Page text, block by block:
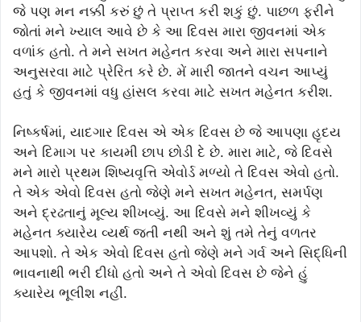
જે પણ મન નક્કી કરું છું તે પ્રાપ્ત કરી શકું છું. પાછળ ફરીને
જોતાં મને ખ્યાલ આવે છે કે આ દિવસ મારા જીવનમાં એક
વળાંક હતો. તે મને સખત મહેનત કરવા અને મારા સપનાને
અનુસરવા માટે પ્રેરિત કરે છે. મેં મારી જાતને વચન આપ્યું
હતું કે જીવનમાં વધુ હાંસલ કરવા માટે સખત મહેનત કરીશ.
નિષ્કર્ષમાં, યાદગાર દિવસ એ એક દિવસ છે જે આપણા હૃદય
અને દિમાગ પર કાયમી છાપ છોડી દે છે. મારા માટે, જે દિવસે
મને મારો પ્રથમ શિષ્યવૃત્તિ એવોર્ડ મળ્યો તે દિવસ એવો હતો.
તે એક એવો દિવસ હતો જેણે મને સખત મહેનત, સમર્પણ
અને દ્રઢતાનું મૂલ્ય શીખવ્યું. આ દિવસે મને શીખવ્યું કે
મહેનત ક્યારેય વ્યર્થ જતી નથી અને શું તમે તેનું વળતર
આપશો. તે એક એવો દિવસ હતો જેણે મને ગર્વ અને સિદ્ધિની
ભાવનાથી ભરી દીધો હતો અને તે એવો દિવસ છે જેને હું
ક્યારેય ભૂલીશ નહીં.